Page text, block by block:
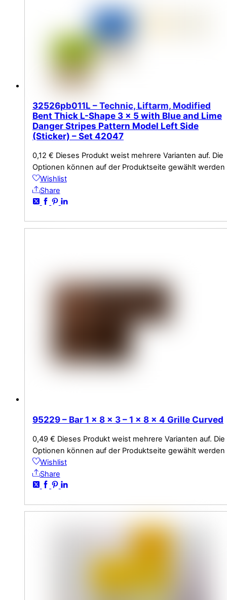
32526pb011L – Technic, Liftarm, Modified
Bent Thick L-Shape 3 x 5 with Blue and Lime
Danger Stripes Pattern Model Left Side
(Sticker) – Set 42047
0,12 € Dieses Produkt weist mehrere Varianten auf. Die
Optionen können auf der Produktseite gewählt werden
Wishlist
Share
95229 – Bar 1 x 8 x 3 – 1 x 8 x 4 Grille Curved
0,49 € Dieses Produkt weist mehrere Varianten auf. Die
Optionen können auf der Produktseite gewählt werden
Wishlist
Share